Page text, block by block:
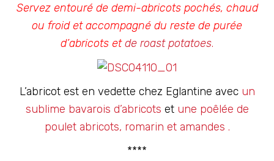
Servez entouré de demi-abricots pochés, chaud
ou froid et accompagné du reste de purée
d’abricots etde roast potatoes.
L’abricot est en vedette chez Eglantine avec un
sublime bavarois d’abricots et une poêlée de
poulet abricots, romarin et amandes .
****